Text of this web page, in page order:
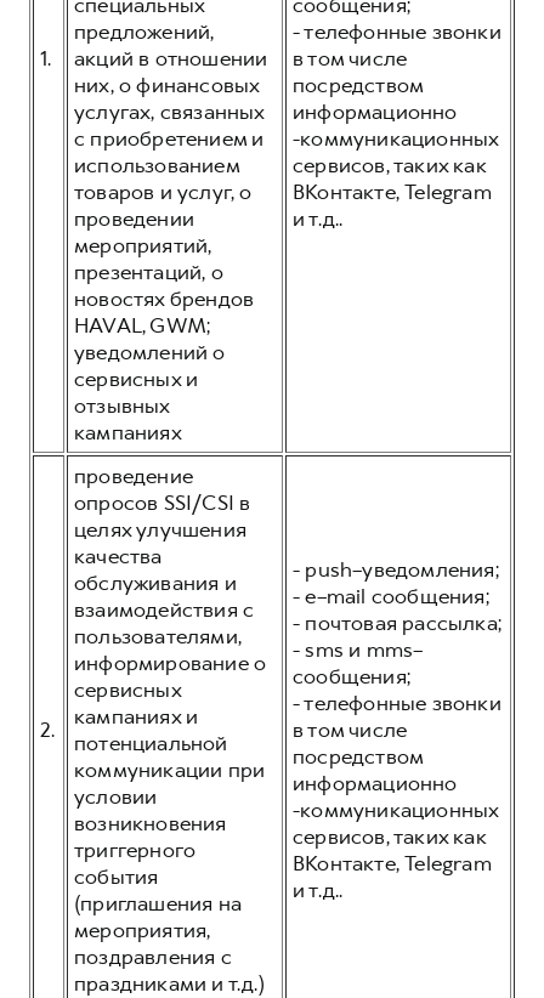
от 2 499 000 ₽
H5
от 4 049 000 ₽
от 3 799 000 ₽
Горячая линия
8 (800) 511-59-86
8 (800) 511-59-86
1.
предложений,
акций в отношении
них, о финансовых
услугах, связанных
с приобретением и
использованием
товаров и услуг, о
проведении
мероприятий,
презентаций, о
новостях брендов
HAVAL, GWM;
уведомлений о
сервисных и
отзывных
кампаниях
- телефонные звонки
в том числе
посредством
информационно
-коммуникационных
сервисов, таких как
ВКонтакте, Telegram
и т.д..
2.
проведение
опросов SSI/CSI в
целях улучшения
качества
обслуживания и
взаимодействия с
пользователями,
информирование о
сервисных
кампаниях и
потенциальной
коммуникации при
условии
возникновения
триггерного
события
(приглашения на
мероприятия,
поздравления с
праздниками и т.д.)
- push–уведомления;
- e–mail сообщения;
- почтовая рассылка;
- sms и mms–
сообщения;
- телефонные звонки
в том числе
посредством
информационно
-коммуникационных
сервисов, таких как
ВКонтакте, Telegram
и т.д..